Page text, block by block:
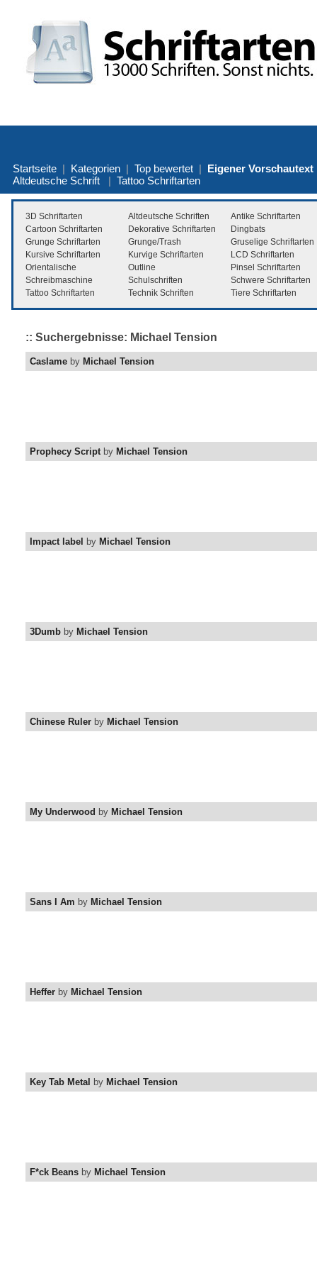
Startseite | Kategorien | Top bewertet | Eigener Vorschautext
Altdeutsche Schrift | Tattoo Schriftarten
3D Schriftarten Altdeutsche Schriften
Antike Schriftarten
Cartoon Schriftarten
Dekorative Schriftarten
Dingbats
Grunge Schriftarten
Grunge/Trash
Gruselige Schriftarten
Kursive Schriftarten
Kurvige Schriftarten
LCD Schriftarten
Orientalische
Outline
Pinsel Schriftarten
Schreibmaschine
Schulschriften
Schwere Schriftarten
Tattoo Schriftarten
Technik Schriften Tiere Schriftarten
:: Suchergebnisse: Michael Tension
Caslame by Michael Tension
Prophecy Scriptby Michael Tension
Impact label by Michael Tension
3Dumb by Michael Tension
Chinese Ruler by Michael Tension
My Underwood by Michael Tension
Sans I Am by Michael Tension
Heffer by Michael Tension
Key Tab Metal by Michael Tension
F*ck Beans by Michael Tension